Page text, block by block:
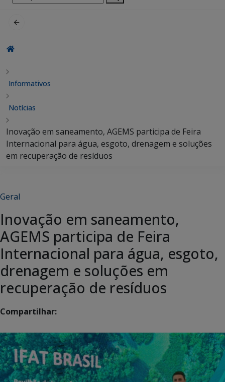
por:
Informativos
Notícias
Inovação em saneamento, AGEMS participa de Feira
Internacional para água, esgoto, drenagem e soluções
em recuperação de resíduos
Geral
Inovação em saneamento,
AGEMS participa de Feira
Internacional para água, esgoto,
drenagem e soluções em
recuperação de resíduos
Compartilhar: